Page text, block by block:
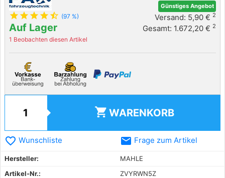
star star star star star_half (97 %)
Auf Lager
1 Beobachten diesen Artikel
Günstiges Angebot
Versand: 5,90 € 2
Gesamt: 1.672,20 € 2
shopping_cart WARENKORB
favorite_border Wunschliste email Frage zum Artikel
Hersteller:
MAHLE
Artikel-Nr.:
ZVYRWN5Z